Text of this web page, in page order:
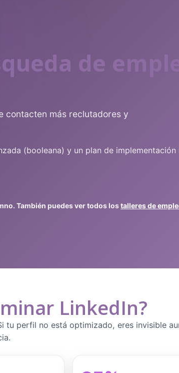
de
contacten más reclutadores y
(booleana) y un plan de implementación
También puedes ver todos lostalleres de
LinkedIn?
tu perfil no está optimizado, eres invisible